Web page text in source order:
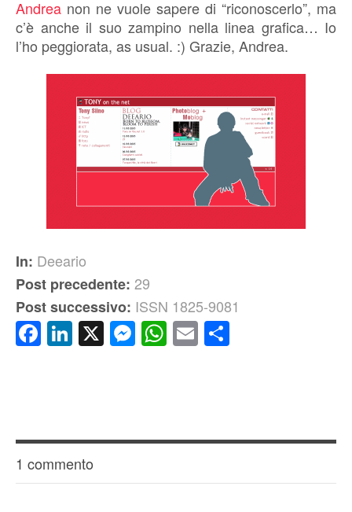
Andrea non ne vuole sapere di “riconoscerlo”, ma
c’è anche il suo zampino nella linea grafica… Io
l’ho peggiorata, as usual. :) Grazie, Andrea.
In: Deeario
Post precedente: 29
Post successivo: ISSN 1825-9081
Facebook
LinkedIn
X Messenger
WhatsApp
Email
1 commento